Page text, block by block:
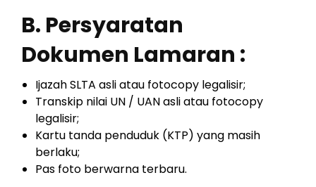
B. Persyaratan
Dokumen Lamaran :
Ijazah SLTA asli atau fotocopy legalisir;
Transkip nilai UN / UAN asli atau fotocopy
legalisir;
Kartu tanda penduduk (KTP) yang masih
berlaku;
Pas foto berwarna terbaru.